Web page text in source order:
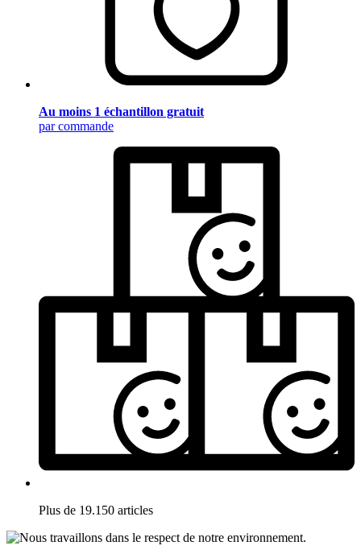
Au moins 1 échantillon gratuit
par commande
Plus de 19.150 articles